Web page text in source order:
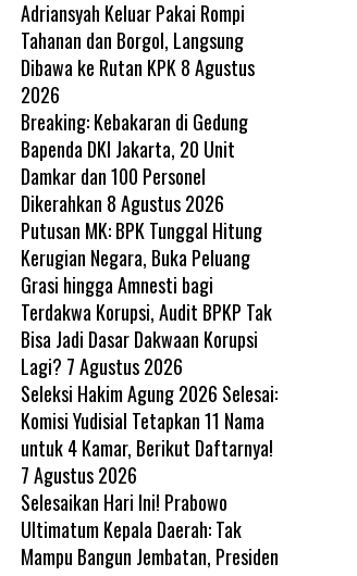
Adriansyah Keluar Pakai Rompi
Tahanan dan Borgol, Langsung
Dibawa ke Rutan KPK 8 Agustus
2026
Breaking: Kebakaran di Gedung
Bapenda DKI Jakarta, 20 Unit
Damkar dan 100 Personel
Dikerahkan 8 Agustus 2026
Putusan MK: BPK Tunggal Hitung
Kerugian Negara, Buka Peluang
Grasi hingga Amnesti bagi
Terdakwa Korupsi, Audit BPKP Tak
Bisa Jadi Dasar Dakwaan Korupsi
Lagi? 7 Agustus 2026
Seleksi Hakim Agung 2026 Selesai:
Komisi Yudisial Tetapkan 11 Nama
untuk 4 Kamar, Berikut Daftarnya!
7 Agustus 2026
Selesaikan Hari Ini! Prabowo
Ultimatum Kepala Daerah: Tak
Mampu Bangun Jembatan, Presiden